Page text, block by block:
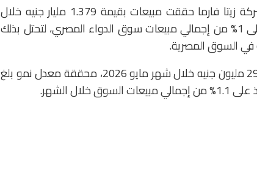
وكشفت مصادر دوائية مطلعة لـ«سوق الدواء» أن شركة زيتا فارما حققت مبيعات بقيمة 1.379 مليار جنيه خلال
الشهور الخمسة الأولى من العام الجاري، مستحوذة على 1% من إجمالي مبيعات سوق الدواء المصري، لتحتل بذلك
في السوق المصرية.
وأضافت المصادر أن زيتا فارما سجلت مبيعات بقيمة 293.7 مليون جنيه خلال شهر مايو 2026، محققة معدل نمو بلغ